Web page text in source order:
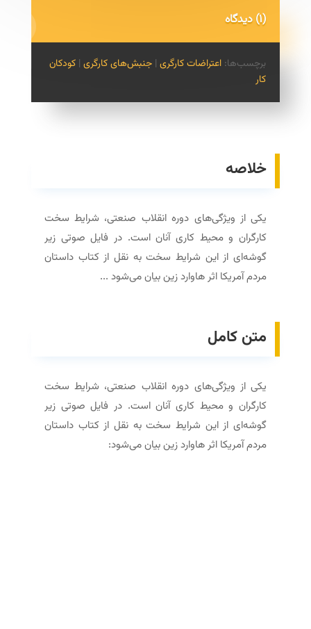
(1) دیدگاه
برچسب‌ها: اعتراضات کارگری| جنبش‌های کارگری| کودکان
کار
خلاصه
یکی از ویژگی‌های دوره انقلاب صنعتی، شرایط سخت
کارگران و محیط کاری آنان است. در فایل صوتی زیر
گوشه‌ای از این شرایط سخت به نقل از کتاب داستان
مردم آمریکا اثر هاوارد زین بیان می‌شود ...
متن کامل
یکی از ویژگی‌های دوره انقلاب صنعتی، شرایط سخت
کارگران و محیط کاری آنان است. در فایل صوتی زیر
گوشه‌ای از این شرایط سخت به نقل از کتاب داستان
مردم آمریکا اثر هاوارد زین بیان می‌شود: